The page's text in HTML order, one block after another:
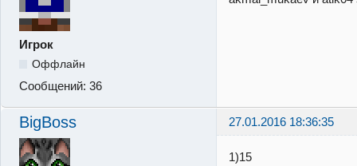
Игрок
Оффлайн
Сообщений: 36
BigBoss 27.01.2016 18:36:35
1)15